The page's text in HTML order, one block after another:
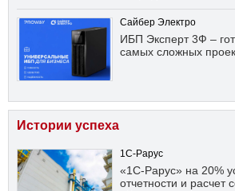
Сайбер Электро
ИБП Эксперт 3Ф –
самых сложных
Истории успеха
1С-Рарус
«1С-Рарус» на 20%
отчетности и расчет